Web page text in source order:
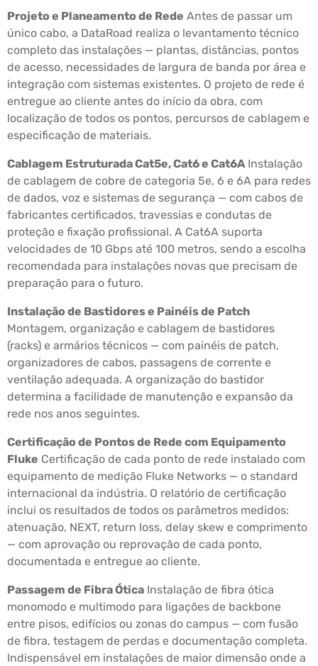
Projeto e Planeamento de Rede Antes de passar um
único cabo, a DataRoad realiza o levantamento técnico
completo das instalações — plantas, distâncias, pontos
de acesso, necessidades de largura de banda por área e
integração com sistemas existentes. O projeto de rede é
entregue ao cliente antes do início da obra, com
localização de todos os pontos, percursos de cablagem e
especificação de materiais.
Cablagem Estruturada Cat5e, Cat6 e Cat6A Instalação
de cablagem de cobre de categoria 5e, 6 e 6A para redes
de dados, voz e sistemas de segurança — com cabos de
fabricantes certificados, travessias e condutas de
proteção e fixação profissional. A Cat6A suporta
velocidades de 10 Gbps até 100 metros, sendo a escolha
recomendada para instalações novas que precisam de
preparação para o futuro.
Instalação de Bastidores e Painéis de Patch
Montagem, organização e cablagem de bastidores
(racks) e armários técnicos — com painéis de patch,
organizadores de cabos, passagens de corrente e
ventilação adequada. A organização do bastidor
determina a facilidade de manutenção e expansão da
rede nos anos seguintes.
Certificação de Pontos de Rede com Equipamento
Fluke Certificação de cada ponto de rede instalado com
equipamento de medição Fluke Networks — o standard
internacional da indústria. O relatório de certificação
inclui os resultados de todos os parâmetros medidos:
atenuação, NEXT, return loss, delay skew e comprimento
— com aprovação ou reprovação de cada ponto,
documentada e entregue ao cliente.
Passagem de Fibra Ótica Instalação de fibra ótica
monomodo e multimodo para ligações de backbone
entre pisos, edifícios ou zonas do campus — com fusão
de fibra, testagem de perdas e documentação completa.
Indispensável em instalações de maior dimensão onde a